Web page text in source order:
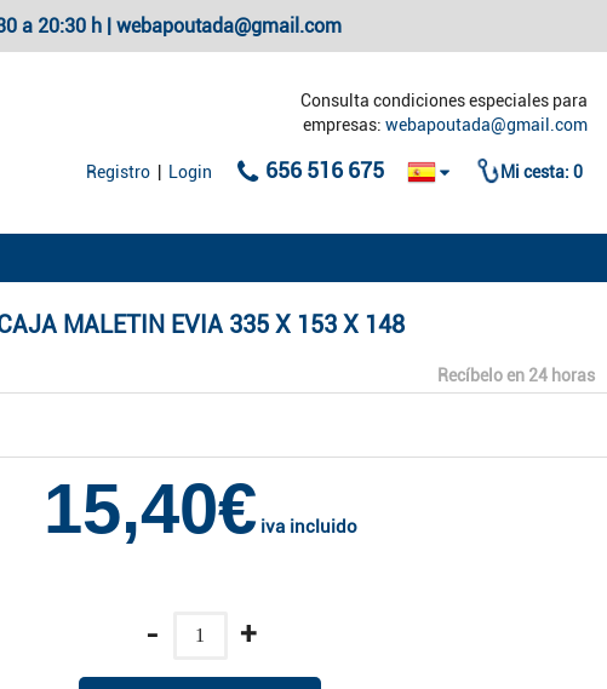
a 20:30 h | webapoutada@gmail.com
Consulta condiciones especiales para
empresas: webapoutada@gmail.com
Registro Login 656 516 675 Mi cesta: 0
MALETIN EVIA 335 X 153 X 148
Recíbelo en 24 horas
15,40€ iva incluido
- +